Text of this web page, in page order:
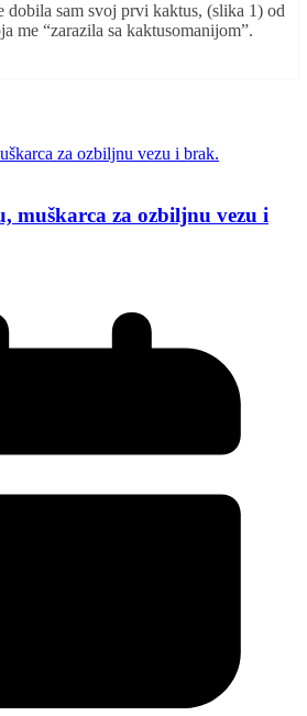
dobila sam svoj prvi kaktus, (slika 1) od
me “zarazila sa kaktusomanijom”.
muškarca za ozbiljnu vezu i